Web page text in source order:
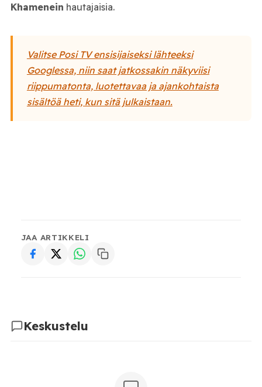
Khamenein hautajaisia.
Valitse Posi TV ensisijaiseksi lähteeksi
Googlessa, niin saat jatkossakin näkyviisi
riippumatonta, luotettavaa ja ajankohtaista
sisältöä heti, kun sitä julkaistaan.
JAA ARTIKKELI
Keskustelu